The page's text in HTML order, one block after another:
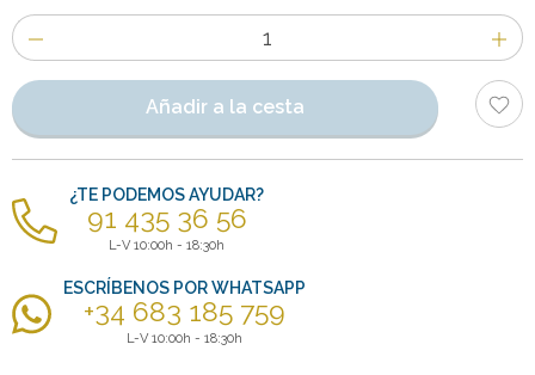
Número
de
artículos
Añadir a la cesta
¿TE PODEMOS AYUDAR?
91 435 36 56
L-V 10:00h - 18:30h
ESCRÍBENOS POR WHATSAPP
+34 683 185 759
L-V 10:00h - 18:30h